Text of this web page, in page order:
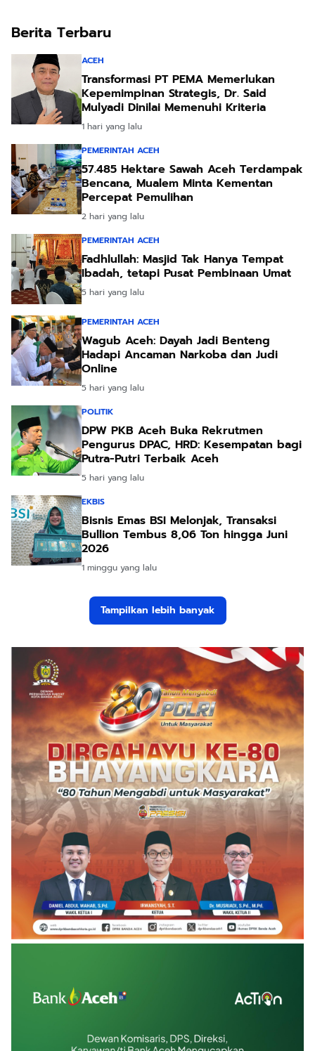
Berita Terbaru
ACEH
Transformasi PT PEMA Memerlukan
Kepemimpinan Strategis, Dr. Said
Mulyadi Dinilai Memenuhi Kriteria
1 hari yang lalu
PEMERINTAH ACEH
57.485 Hektare Sawah Aceh Terdampak
Bencana, Mualem Minta Kementan
Percepat Pemulihan
2 hari yang lalu
PEMERINTAH ACEH
Fadhlullah: Masjid Tak Hanya Tempat
Ibadah, tetapi Pusat Pembinaan Umat
5 hari yang lalu
PEMERINTAH ACEH
Wagub Aceh: Dayah Jadi Benteng
Hadapi Ancaman Narkoba dan Judi
Online
5 hari yang lalu
POLITIK
DPW PKB Aceh Buka Rekrutmen
Pengurus DPAC, HRD: Kesempatan bagi
Putra-Putri Terbaik Aceh
5 hari yang lalu
EKBIS
Bisnis Emas BSI Melonjak, Transaksi
Bullion Tembus 8,06 Ton hingga Juni
2026
1 minggu yang lalu
Tampilkan lebih banyak